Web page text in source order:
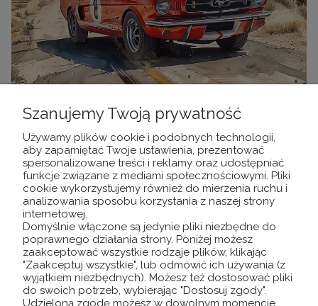
Fototapeta mural auto wz2 - NA WYMIAR
80,10 zł
Cena regularna:
89,00 zł
DO KOSZYKA
Szanujemy Twoją prywatność
Używamy plików cookie i podobnych technologii,
aby zapamiętać Twoje ustawienia, prezentować
spersonalizowane treści i reklamy oraz udostępniać
funkcje związane z mediami społecznościowymi. Pliki
cookie wykorzystujemy również do mierzenia ruchu i
analizowania sposobu korzystania z naszej strony
internetowej.
Domyślnie włączone są jedynie pliki niezbędne do
poprawnego działania strony. Poniżej możesz
zaakceptować wszystkie rodzaje plików, klikając
"Zaakceptuj wszystkie", lub odmówić ich używania (z
wyjątkiem niezbędnych). Możesz też dostosować pliki
do swoich potrzeb, wybierając "Dostosuj zgody".
Udzieloną zgodę możesz w dowolnym momencie